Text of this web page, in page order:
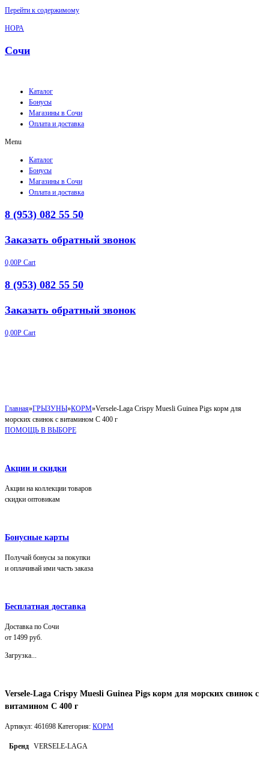
Перейти к содержимому
НОРА
Сочи
Каталог
Бонусы
Магазины в Сочи
Оплата и доставка
Menu
Каталог
Бонусы
Магазины в Сочи
Оплата и доставка
8 (953) 082 55 50
Заказать обратный звонок
0,00Р Cart
8 (953) 082 55 50
Заказать обратный звонок
0,00Р Cart
Главная»ГРЫЗУНЫ»КОРМ»Versele-Laga Crispy Muesli Guinea Pigs корм для
морских свинок с витамином С 400 г
ПОМОЩЬ В ВЫБОРЕ
Акции и скидки
Акции на коллекции товаров
скидки оптовикам
Бонусные карты
Получай бонусы за покупки
и оплачивай ими часть заказа
Бесплатная доставка
Доставка по Сочи
от 1499 руб.
Загрузка...
Versele-Laga Crispy Muesli Guinea Pigs корм для морских свинок с
витамином С 400 г
Артикул: 461698 Категория: КОРМ
Бренд VERSELE-LAGA